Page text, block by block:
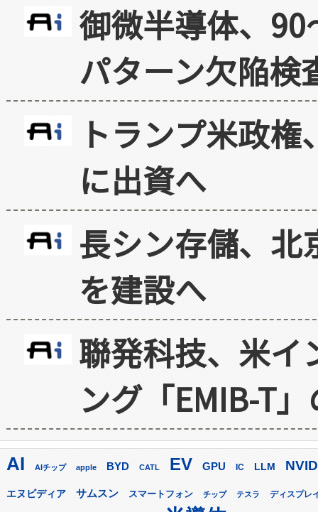
御微半導体、
パターン欠陥検
トランプ米政
に出資へ
長シン存儲、北
を建設へ
聯発科技、米イ
ング「EMIB-T
AI AIチップ apple BYD CATL EV GPU IC LLM
エヌビディア サムスン スマートフォン チップ テスラ ディスプレ